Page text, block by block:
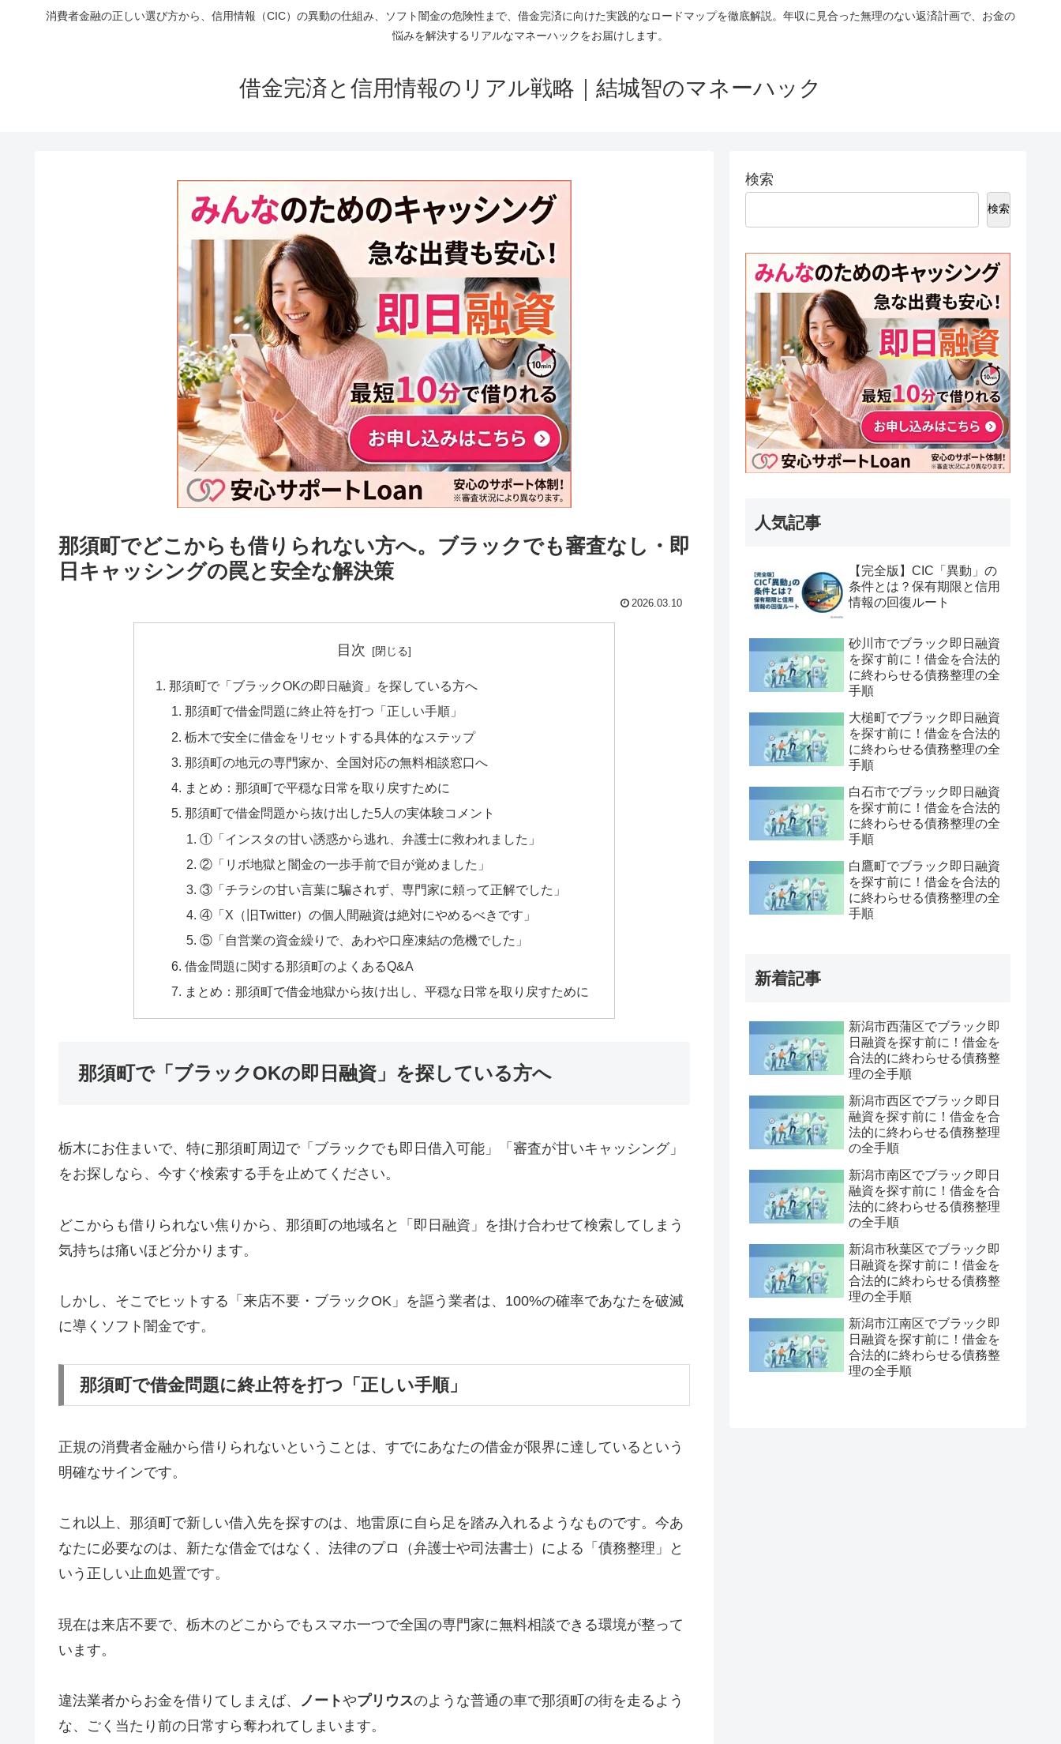
消費者金融の正しい選び方から、信用情報（CIC）の異動の仕組み、ソフト闇金の危険性まで、借金完済に向けた実践的なロードマップを徹底解説。年収に見合った無理のない返済計画で、お金の
悩みを解決するリアルなマネーハックをお届けします。
借金完済と信用情報のリアル戦略｜結城智のマネーハック
那須町でどこからも借りられない方へ。ブラックでも審査なし・即
日キャッシングの罠と安全な解決策
2026.03.10
目次
那須町で「ブラックOKの即日融資」を探している方へ
那須町で借金問題に終止符を打つ「正しい手順」
栃木で安全に借金をリセットする具体的なステップ
那須町の地元の専門家か、全国対応の無料相談窓口へ
まとめ：那須町で平穏な日常を取り戻すために
那須町で借金問題から抜け出した5人の実体験コメント
①「インスタの甘い誘惑から逃れ、弁護士に救われました」
②「リボ地獄と闇金の一歩手前で目が覚めました」
③「チラシの甘い言葉に騙されず、専門家に頼って正解でした」
④「X（旧Twitter）の個人間融資は絶対にやめるべきです」
⑤「自営業の資金繰りで、あわや口座凍結の危機でした」
借金問題に関する那須町のよくあるQ&A
まとめ：那須町で借金地獄から抜け出し、平穏な日常を取り戻すために
那須町で「ブラックOKの即日融資」を探している方へ
栃木にお住まいで、特に那須町周辺で「ブラックでも即日借入可能」「審査が甘いキャッシング」
をお探しなら、今すぐ検索する手を止めてください。
どこからも借りられない焦りから、那須町の地域名と「即日融資」を掛け合わせて検索してしまう
気持ちは痛いほど分かります。
しかし、そこでヒットする「来店不要・ブラックOK」を謳う業者は、100%の確率であなたを破滅
に導くソフト闇金です。
那須町で借金問題に終止符を打つ「正しい手順」
正規の消費者金融から借りられないということは、すでにあなたの借金が限界に達しているという
明確なサインです。
これ以上、那須町で新しい借入先を探すのは、地雷原に自ら足を踏み入れるようなものです。今あ
なたに必要なのは、新たな借金ではなく、法律のプロ（弁護士や司法書士）による「債務整理」と
いう正しい止血処置です。
現在は来店不要で、栃木のどこからでもスマホ一つで全国の専門家に無料相談できる環境が整って
います。
違法業者からお金を借りてしまえば、 ノートやプリウスのような普通の車で那須町の街を走るよう
な、ごく当たり前の日常すら奪われてしまいます。
検索
検索
人気記事
【完全版】CIC「異動」の
条件とは？保有期限と信用
情報の回復ルート
砂川市でブラック即日融資
を探す前に！借金を合法的
に終わらせる債務整理の全
手順
大槌町でブラック即日融資
を探す前に！借金を合法的
に終わらせる債務整理の全
手順
白石市でブラック即日融資
を探す前に！借金を合法的
に終わらせる債務整理の全
手順
白鷹町でブラック即日融資
を探す前に！借金を合法的
に終わらせる債務整理の全
手順
新着記事
新潟市西蒲区でブラック即
日融資を探す前に！借金を
合法的に終わらせる債務整
理の全手順
新潟市西区でブラック即日
融資を探す前に！借金を合
法的に終わらせる債務整理
の全手順
新潟市南区でブラック即日
融資を探す前に！借金を合
法的に終わらせる債務整理
の全手順
新潟市秋葉区でブラック即
日融資を探す前に！借金を
合法的に終わらせる債務整
理の全手順
新潟市江南区でブラック即
日融資を探す前に！借金を
合法的に終わらせる債務整
理の全手順